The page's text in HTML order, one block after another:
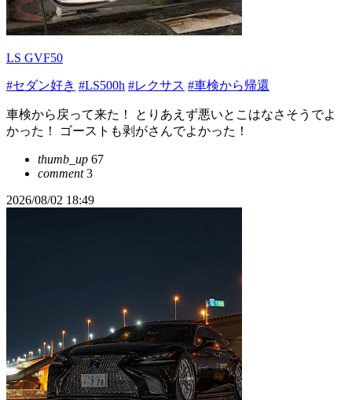
LS GVF50
#セダン好き #LS500h #レクサス #車検から帰還
車検から戻って来た！ とりあえず悪いとこはなさそうでよ
かった！ ゴーストも剥がさんでよかった！
thumb_up 67
comment3
2026/08/02 18:49